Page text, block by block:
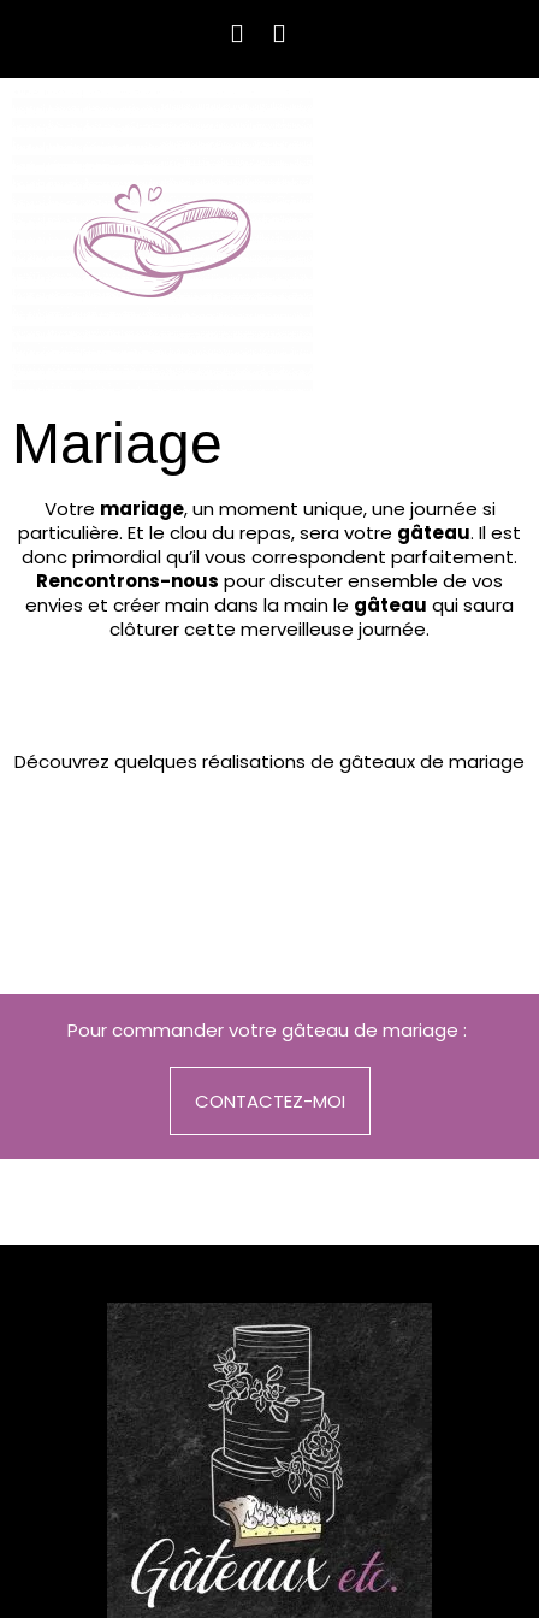
Mariage
Votre mariage, un moment unique, une journée si
particulière. Et le clou du repas, sera votre gâteau. Il est
donc primordial qu’il vous correspondent parfaitement.
Rencontrons-nous pour discuter ensemble de vos
envies et créer main dans la main le gâteau qui saura
clôturer cette merveilleuse journée.
Découvrez quelques réalisations de gâteaux de mariage
Pour commander votre gâteau de mariage :
CONTACTEZ-MOI